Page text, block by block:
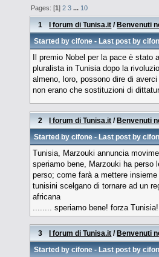
Pages: [1]2 3 ... 10
1 I forum di Tunisa.it /Benvenuti
Started bycifone- Last post by
Il premio Nobel per la pace è
pluralista in Tunisia dopo la
almeno, loro, possono dire di
non erano che sostituzioni di
2 I forum di Tunisa.it /Benvenuti
Started bycifone- Last post by
Tunisia, Marzouki annuncia
speriamo bene, Marzouki ha
perso; come farà a mettere
tunisini scelgano di tornare ad un
africana
........ speriamo bene! forza Tunisia!
3 I forum di Tunisa.it /Benvenuti
Started bycifone- Last post by